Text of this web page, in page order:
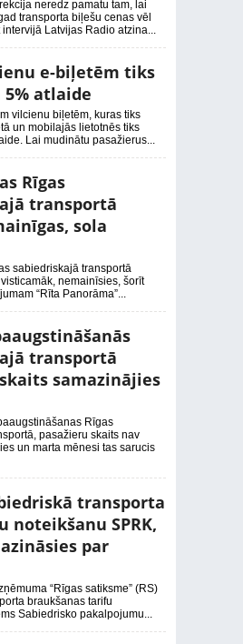
neredz pamatu tam, lai
transporta biļešu cenas vēl
Latvijas Radio atzina...
e-biļetēm tiks
atlaide
vilcienu biļetēm, kuras tiks
un mobilajās lietotnēs tiks
Lai mudinātu pasažierus...
Rīgas
transportā
sola
sabiedriskajā transportā
nemainīsies, šorīt
“Rīta Panorāma”...
transportā
samazinājies
Rīgas
pasažieru skaits nav
un marta mēnesi tas sarucis
transporta
noteikšanu SPRK,
par
“Rīgas satiksme” (RS)
braukšanas tarifu
Sabiedrisko pakalpojumu...